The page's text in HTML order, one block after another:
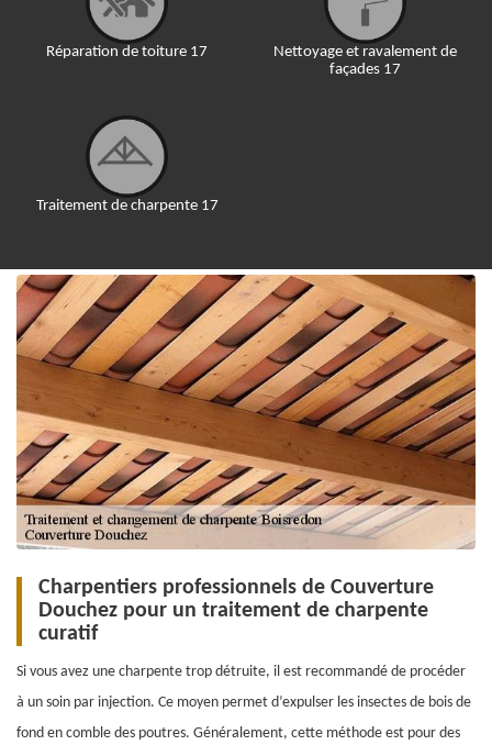
Réparation de toiture 17
Traitement de charpente 17
Nettoyage et ravalement de
façades 17
Charpentiers professionnels de Couverture
Douchez pour un traitement de charpente
curatif
Si vous avez une charpente trop détruite, il est recommandé de procéder
à un soin par injection. Ce moyen permet d’expulser les insectes de bois de
fond en comble des poutres. Généralement, cette méthode est pour des